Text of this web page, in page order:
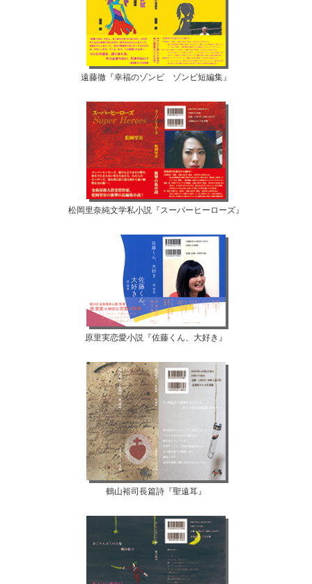
遠藤徹『幸福のゾンビ ゾンビ短編集』
松岡里奈純文学私小説『スーパーヒーローズ』
原里実恋愛小説『佐藤くん、大好き』
鶴山裕司長篇詩『聖遠耳』